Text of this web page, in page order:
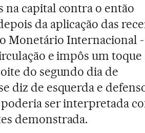
na capital contra o então
da aplicação das
Monetário Internacional -
e impôs um toque
do segundo dia de
diz de esquerda e
ser interpretada
demonstrada.